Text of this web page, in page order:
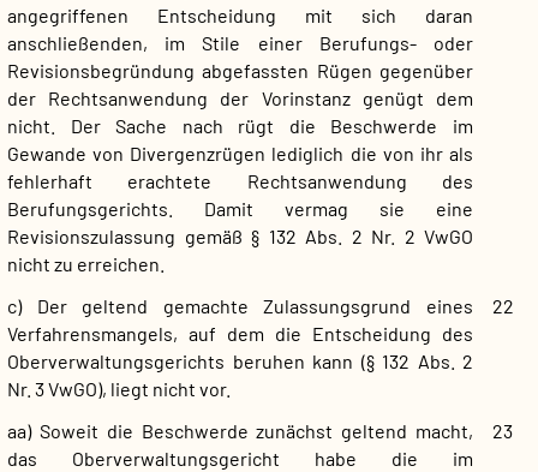
angegriffenen Entscheidung mit sich daran
anschließenden, im Stile einer Berufungs- oder
Revisionsbegründung abgefassten Rügen gegenüber
der Rechtsanwendung der Vorinstanz genügt dem
nicht. Der Sache nach rügt die Beschwerde im
Gewande von Divergenzrügen lediglich die von ihr als
fehlerhaft erachtete Rechtsanwendung des
Berufungsgerichts. Damit vermag sie eine
Revisionszulassung gemäß § 132 Abs. 2 Nr. 2 VwGO
nicht zu erreichen.
22
c) Der geltend gemachte Zulassungsgrund eines
Verfahrensmangels, auf dem die Entscheidung des
Oberverwaltungsgerichts beruhen kann (§ 132 Abs. 2
Nr. 3 VwGO), liegt nicht vor.
23
aa) Soweit die Beschwerde zunächst geltend macht,
das Oberverwaltungsgericht habe die im